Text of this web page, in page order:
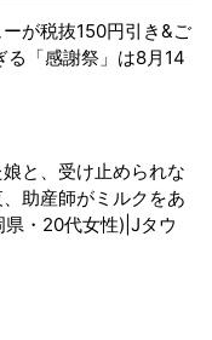
ーが税抜150円引き&ご
る「感謝祭」は8月14
娘と、受け止められな
助産師がミルクをあ
・20代女性)|Jタウ